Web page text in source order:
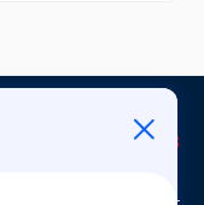
+86-15074989773